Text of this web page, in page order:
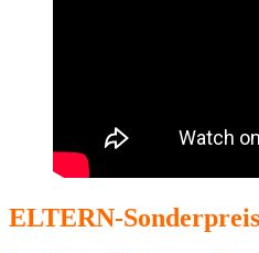
ELTERN-